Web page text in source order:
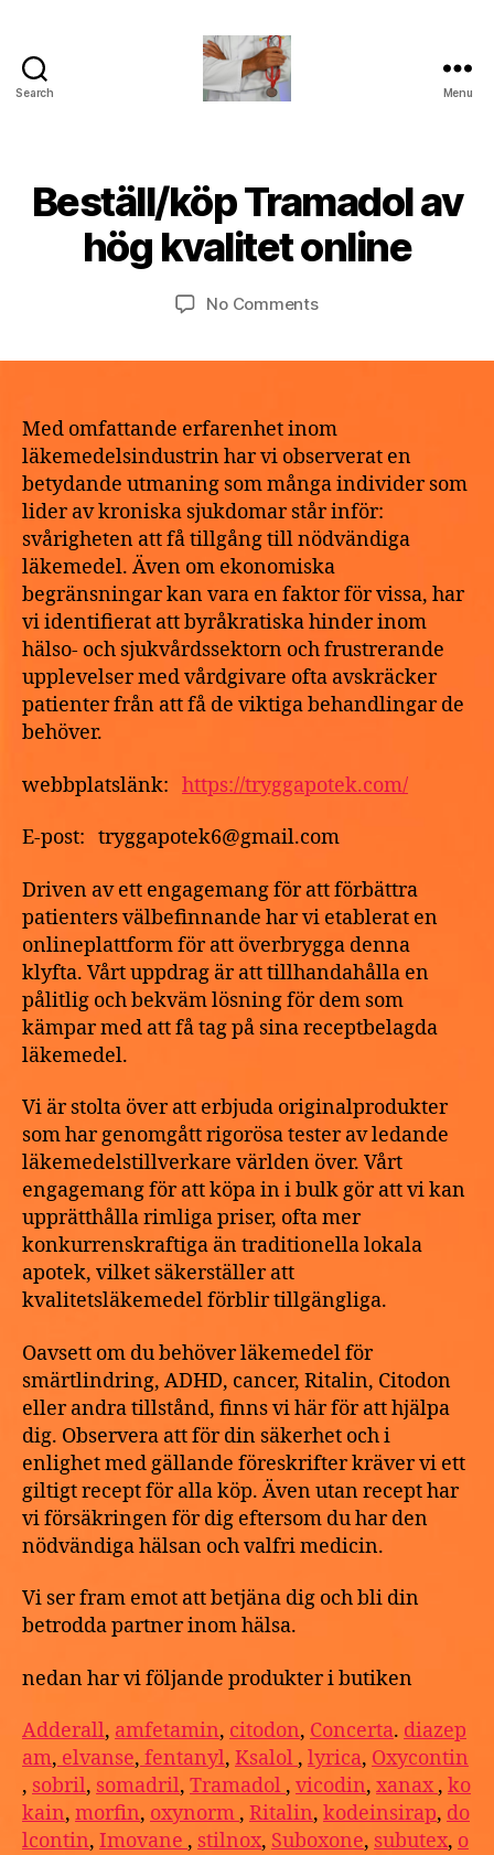
Search Menu
Categories
I
Beställ/köp Tramadol av
hög kvalitet online
y
a
p
t
M
a
y
2
2
2
No Commentson
kvalitet
online
Med omfattande erfarenhet inom
läkemedelsindustrin har vi observerat en
betydande utmaning som många individer som
lider av kroniska sjukdomar står inför:
svårigheten att få tillgång till nödvändiga
läkemedel. Även om ekonomiska
begränsningar kan vara en faktor för vissa, har
vi identifierat att byråkratiska hinder inom
hälso- och sjukvårdssektorn och frustrerande
upplevelser med vårdgivare ofta avskräcker
patienter från att få de viktiga behandlingar de
behöver.
webbplatslänk: https://tryggapotek.com/
E-post: tryggapotek6@gmail.com
Driven av ett engagemang för att förbättra
patienters välbefinnande har vi etablerat en
onlineplattform för att överbrygga denna
klyfta. Vårt uppdrag är att tillhandahålla en
pålitlig och bekväm lösning för dem som
kämpar med att få tag på sina receptbelagda
läkemedel.
Vi är stolta över att erbjuda originalprodukter
som har genomgått rigorösa tester av ledande
läkemedelstillverkare världen över. Vårt
engagemang för att köpa in i bulk gör att vi kan
upprätthålla rimliga priser, ofta mer
konkurrenskraftiga än traditionella lokala
apotek, vilket säkerställer att
kvalitetsläkemedel förblir tillgängliga.
Oavsett om du behöver läkemedel för
smärtlindring, ADHD, cancer, Ritalin, Citodon
eller andra tillstånd, finns vi här för att hjälpa
dig. Observera att för din säkerhet och i
enlighet med gällande föreskrifter kräver vi ett
giltigt recept för alla köp. Även utan recept har
vi försäkringen för dig eftersom du har den
nödvändiga hälsan och valfri medicin.
Vi ser fram emot att betjäna dig och bli din
betrodda partner inom hälsa.
nedan har vi följande produkter i butiken
Adderall, amfetamin, citodon, Concerta. diazep
am, elvanse, fentanyl, Ksalol , lyrica, Oxycontin
, sobril, somadril, Tramadol , vicodin, xanax, ko
kain, morfin, oxynorm , Ritalin, kodeinsirap, do
lcontin, Imovane , stilnox, Suboxone, subutex, o